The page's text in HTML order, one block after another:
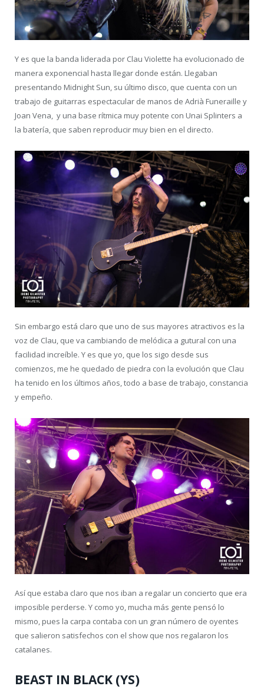
Y es que la banda liderada por Clau Violette ha evolucionado de
manera exponencial hasta llegar donde están. Llegaban
presentando Midnight Sun, su último disco, que cuenta con un
trabajo de guitarras espectacular de manos de Adrià Funeraille y
Joan Vena, y una base rítmica muy potente con Unai Splinters a
la batería, que saben reproducir muy bien en el directo.
Sin embargo está claro que uno de sus mayores atractivos es la
voz de Clau, que va cambiando de melódica a gutural con una
facilidad increíble. Y es que yo, que los sigo desde sus
comienzos, me he quedado de piedra con la evolución que Clau
ha tenido en los últimos años, todo a base de trabajo, constancia
y empeño.
Así que estaba claro que nos iban a regalar un concierto que era
imposible perderse. Y como yo, mucha más gente pensó lo
mismo, pues la carpa contaba con un gran número de oyentes
que salieron satisfechos con el show que nos regalaron los
catalanes.
BEAST IN BLACK (YS)